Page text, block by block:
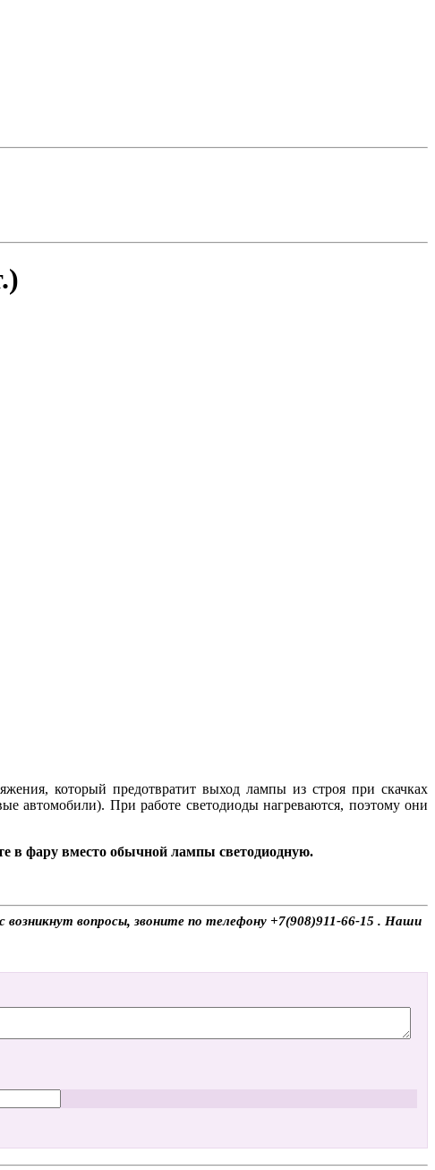
который предотвратит выход лампы из строя при скачках
автомобили). При работе светодиоды нагреваются, поэтому они
в фару вместо обычной лампы светодиодную.
вопросы, звоните по телефону +7(908)911-66-15 . Наши